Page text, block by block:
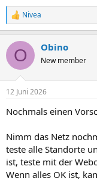
R
e
k
i
e
:
Nivea
O Obino
New member
12 Juni 2026
Nochmals einen
Nimm das Netz
teste alle Standorte
ist, teste mit der
Wenn alles OK ist,